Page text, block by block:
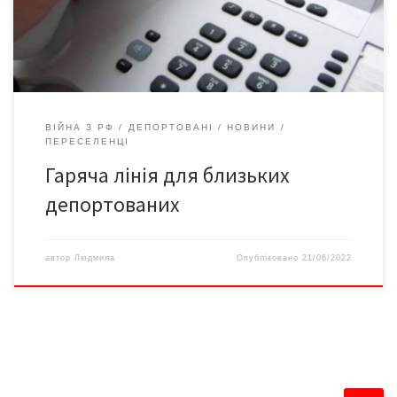
близьких проти їхньої волі депортували до росії , ви можете
повідомити про такі випадки на гарячі […]
ВІЙНА З РФ ДЕПОРТОВАНІ
НОВИНИ
ПЕРЕСЕЛЕНЦІ
Гаряча лінія для близьких
депортованих
автор Людмила Опубліковано 21/06/2022